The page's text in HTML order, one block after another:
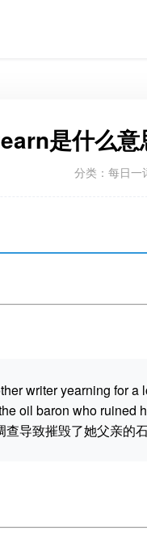
是什么
分类： 每日一
writer yearning for
oil baron who ruined
导致摧毁了她父亲的